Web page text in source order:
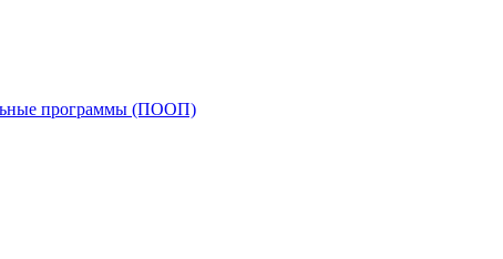
программы (ПООП)